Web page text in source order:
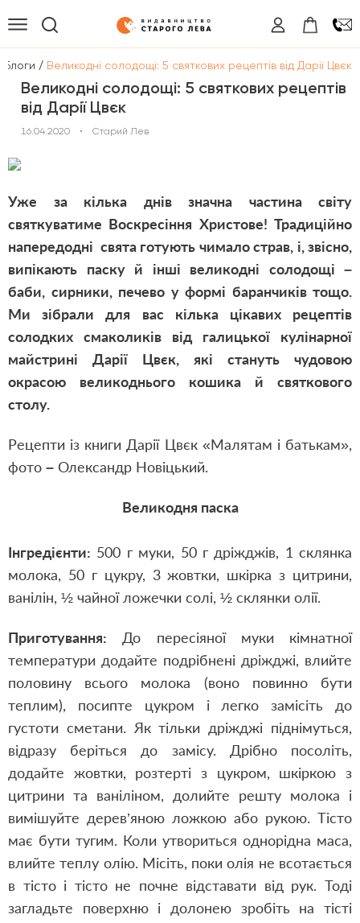
Блоги / Великодні солодощі: 5 святкових рецептів від Дарії Цвєк
Великодні солодощі: 5 святкових рецептів
від Дарії Цвєк
16.04.2020 • Старий Лев
Уже за кілька днів значна частина світу
святкуватиме Воскресіння Христове! Традиційно
напередодні свята готують чимало страв, і, звісно,
випікають паску й інші великодні солодощі –
баби, сирники, печево у формі баранчиків тощо.
Ми зібрали для вас кілька цікавих рецептів
солодких смаколиків від галицької кулінарної
майстрині Дарії Цвєк, які стануть чудовою
окрасою великоднього кошика й святкового
столу.
Рецепти із книги Дарії Цвєк «Малятам і батькам»,
фото – Олександр Новіцький.
Великодня паска
Інгредієнти: 500 г муки, 50 г дріжджів, 1 склянка
молока, 50 г цукру, 3 жовтки, шкірка з цитрини,
ванілін, ½ чайної ложечки солі, ½ склянки олії.
Приготування: До пересіяної муки кімнатної
температури додайте подрібнені дріжджі, влийте
половину всього молока (воно повинно бути
теплим), посипте цукром і легко замісіть до
густоти сметани. Як тільки дріжджі піднімуться,
відразу беріться до замісу. Дрібно посоліть,
додайте жовтки, розтерті з цукром, шкіркою з
цитрини та ваніліном, долийте решту молока і
вимішуйте дерев’яною ложкою або рукою. Тісто
має бути тугим. Коли утвориться однорідна маса,
влийте теплу олію. Місіть, поки олія не всотається
в тісто і тісто не почне відставати від рук. Тоді
загладьте поверхню і долонею зробіть на тісті